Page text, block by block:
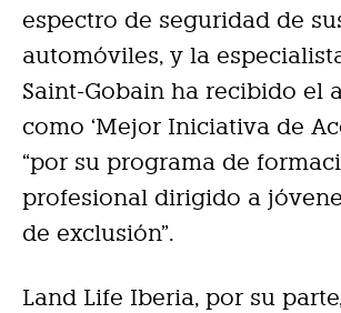
espectro de seguridad de
automóviles, y la
Saint-Gobain ha recibido el
como ‘Mejor Iniciativa de
“por su programa de
profesional dirigido a
de exclusión”.
Land Life Iberia, por su